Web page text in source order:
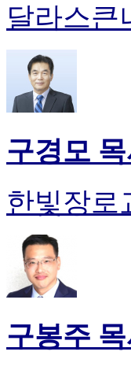
달라스큰
구경모
한빛장로
구봉주